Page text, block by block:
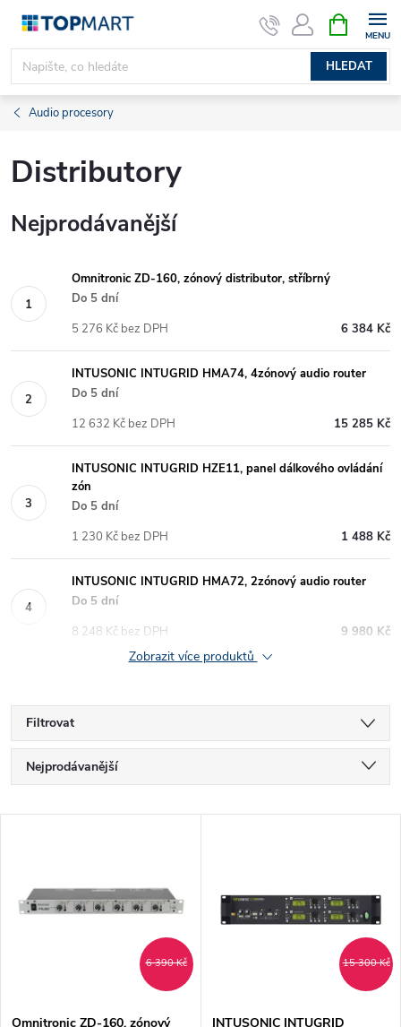
Přejít
obsah
HLEDAT
NÁKUPNÍ
KOŠÍK
Audio procesory
Distributory
Nejprodávanější
Omnitronic ZD-160, zónový distributor, stříbrný
Do 5 dní
6 384 Kč
5 276 Kč bez DPH
INTUSONIC INTUGRID HMA74, 4zónový audio router
Do 5 dní
15 285 Kč
12 632 Kč bez DPH
INTUSONIC INTUGRID HZE11, panel dálkového ovládání
zón
Do 5 dní
1 488 Kč
1 230 Kč bez DPH
INTUSONIC INTUGRID HMA72, 2zónový audio router
Do 5 dní
9 980 Kč
8 248 Kč bez DPH
Zobrazit více produktů
Filtrovat
Ř
a
e
Nejprodávanější
p
s
6 390 Kč
Omnitronic ZD-160, zónový
15 300 Kč
INTUSONIC INTUGRID